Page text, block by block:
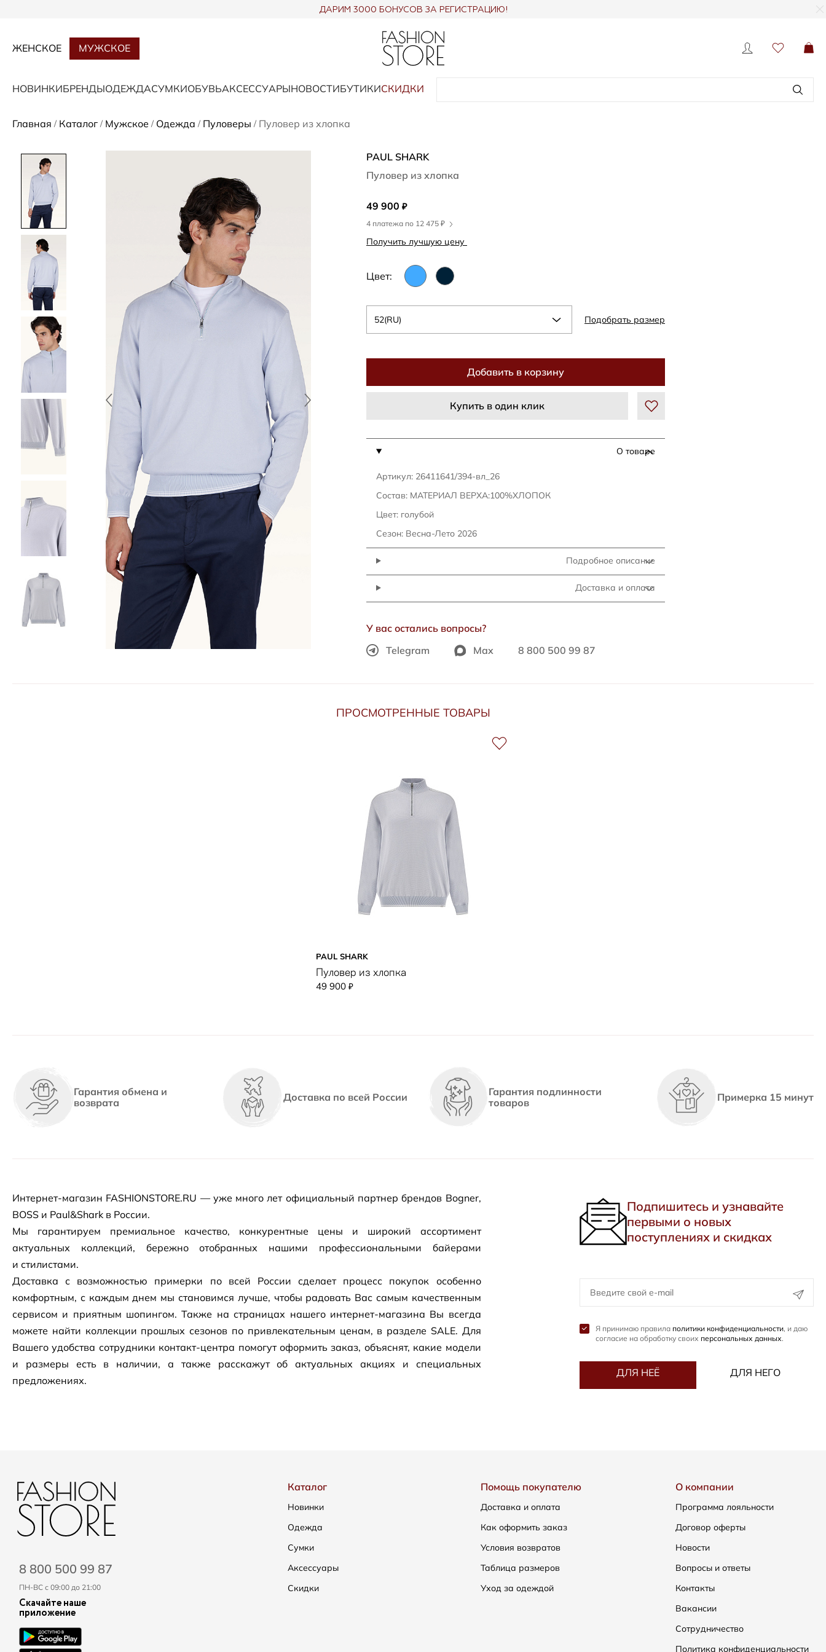
ДАРИМ 3000 БОНУСОВ ЗА РЕГИСТРАЦИЮ!
ЖЕНСКОЕ МУЖСКОЕ
НОВИНКИБРЕНДЫОДЕЖДАСУМКИОБУВЬАКСЕССУАРЫНОВОСТИБУТИКИСКИДКИ
Главная / Каталог / Мужское / Одежда / Пуловеры / Пуловер из хлопка
PAUL SHARK
Пуловер из хлопка
49 900 ₽
4 платежа по 12 475 ₽
Получить лучшую цену
Цвет:
52(RU) Подобрать размер
Добавить в корзину
Купить в один клик
О товаре
Артикул: 26411641/394-вл_26
Состав: МАТЕРИАЛ ВЕРХА:100%ХЛОПОК
Цвет: голубой
Сезон: Весна-Лето 2026
Подробное описание
Доставка и оплата
У вас остались вопросы?
Telegram
Max 8 800 500 99 87
ПРОСМОТРЕННЫЕ ТОВАРЫ
PAUL SHARK
Пуловер из хлопка
49 900 ₽
Гарантия обмена и
возврата
Доставка по всей России
Гарантия подлинности
товаров
Примерка 15 минут
Интернет-магазин FASHIONSTORE.RU — уже много лет официальный партнер брендов Bogner,
BOSS и Paul&Shark в России.
Мы гарантируем премиальное качество, конкурентные цены и широкий ассортимент
актуальных коллекций, бережно отобранных нашими профессиональными байерами
и стилистами.
Доставка с возможностью примерки по всей России сделает процесс покупок особенно
комфортным, с каждым днем мы становимся лучше, чтобы радовать Вас самым качественным
сервисом и приятным шопингом. Также на страницах нашего интернет-магазина Вы всегда
можете найти коллекции прошлых сезонов по привлекательным ценам, в разделе SALE. Для
Вашего удобства сотрудники контакт-центра помогут оформить заказ, объяснят, какие модели
и размеры есть в наличии, а также расскажут об актуальных акциях и специальных
предложениях.
Подпишитесь и узнавайте
первыми о новых
поступлениях и скидках
Я принимаю правила политики конфиденциальности, и даю
согласие на обработку своих персональных данных.
ДЛЯ НЕЁ ДЛЯ НЕГО
8 800 500 99 87
ПН-ВС с 09:00 до 21:00
Скачайте наше
приложение
Каталог
Новинки
Одежда
Сумки
Аксессуары
Скидки
Помощь покупателю
Доставка и оплата
Как оформить заказ
Условия возвратов
Таблица размеров
Уход за одеждой
О компании
Программа лояльности
Договор оферты
Новости
Вопросы и ответы
Контакты
Вакансии
Сотрудничество
Политика конфиденциальности